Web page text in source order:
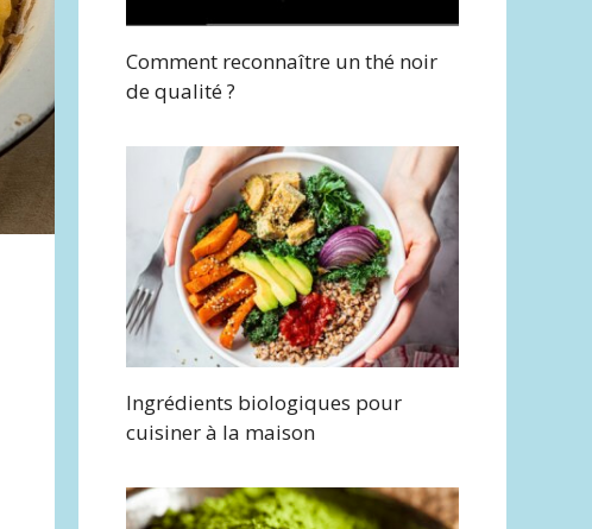
Comment reconnaître un thé noir
de qualité ?
Ingrédients biologiques pour
cuisiner à la maison